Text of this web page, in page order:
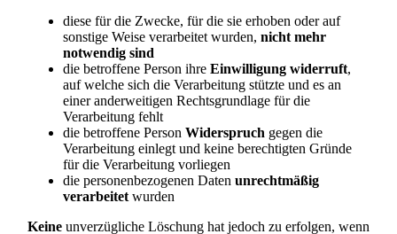
diese für die Zwecke, für die sie erhoben oder auf
sonstige Weise verarbeitet wurden, nicht mehr
notwendig sind
die betroffene Person ihre Einwilligung widerruft,
auf welche sich die Verarbeitung stützte und es an
einer anderweitigen Rechtsgrundlage für die
Verarbeitung fehlt
die betroffene Person Widerspruch gegen die
Verarbeitung einlegt und keine berechtigten Gründe
für die Verarbeitung vorliegen
die personenbezogenen Daten unrechtmäßig
verarbeitetwurden
Keineunverzügliche Löschung hat jedoch zu erfolgen, wenn